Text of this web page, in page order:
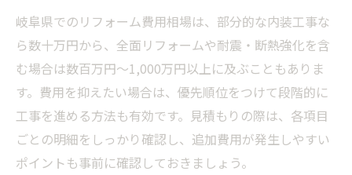
信頼できる業者でリフォーム費用を節約
省エネやバリアフリー化における費用配分のコ
ツ
リフォームで省エネ化を実現する費用配分
バリアフリーリフォーム費用の考え方
断熱リフォーム費用の最適な割り振り方
岐阜県でのリフォーム費用相場は、部分的な内装工事な
ら数十万円から、全面リフォームや耐震・断熱強化を含
む場合は数百万円〜1,000万円以上に及ぶこともありま
す。費用を抑えたい場合は、優先順位をつけて段階的に
工事を進める方法も有効です。見積もりの際は、各項目
ごとの明細をしっかり確認し、追加費用が発生しやすい
ポイントも事前に確認しておきましょう。